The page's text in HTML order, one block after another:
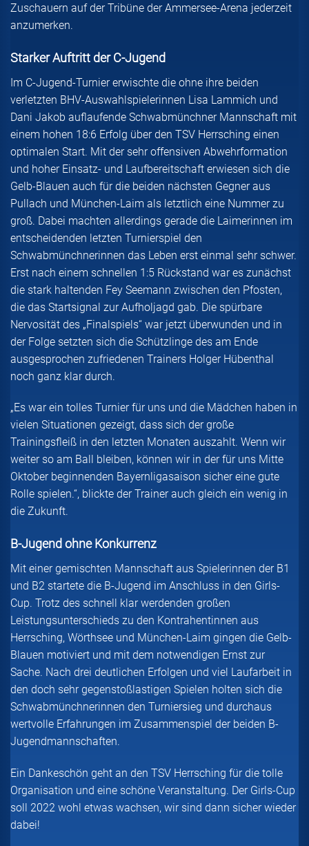
Zuschauern auf der Tribüne der Ammersee-Arena jederzeit
anzumerken.
Starker Auftritt der C-Jugend
Im C-Jugend-Turnier erwischte die ohne ihre beiden
verletzten BHV-Auswahlspielerinnen Lisa Lammich und
Dani Jakob auflaufende Schwabmünchner Mannschaft mit
einem hohen 18:6 Erfolg über den TSV Herrsching einen
optimalen Start. Mit der sehr offensiven Abwehrformation
und hoher Einsatz- und Laufbereitschaft erwiesen sich die
Gelb-Blauen auch für die beiden nächsten Gegner aus
Pullach und München-Laim als letztlich eine Nummer zu
groß. Dabei machten allerdings gerade die Laimerinnen im
entscheidenden letzten Turnierspiel den
Schwabmünchnerinnen das Leben erst einmal sehr schwer.
Erst nach einem schnellen 1:5 Rückstand war es zunächst
die stark haltenden Fey Seemann zwischen den Pfosten,
die das Startsignal zur Aufholjagd gab. Die spürbare
Nervosität des „Finalspiels“ war jetzt überwunden und in
der Folge setzten sich die Schützlinge des am Ende
ausgesprochen zufriedenen Trainers Holger Hübenthal
noch ganz klar durch.
„Es war ein tolles Turnier für uns und die Mädchen haben in
vielen Situationen gezeigt, dass sich der große
Trainingsfleiß in den letzten Monaten auszahlt. Wenn wir
weiter so am Ball bleiben, können wir in der für uns Mitte
Oktober beginnenden Bayernligasaison sicher eine gute
Rolle spielen.“, blickte der Trainer auch gleich ein wenig in
die Zukunft.
B-Jugend ohne Konkurrenz
Mit einer gemischten Mannschaft aus Spielerinnen der B1
und B2 startete die B-Jugend im Anschluss in den Girls-
Cup. Trotz des schnell klar werdenden großen
Leistungsunterschieds zu den Kontrahentinnen aus
Herrsching, Wörthsee und München-Laim gingen die Gelb-
Blauen motiviert und mit dem notwendigen Ernst zur
Sache. Nach drei deutlichen Erfolgen und viel Laufarbeit in
den doch sehr gegenstoßlastigen Spielen holten sich die
Schwabmünchnerinnen den Turniersieg und durchaus
wertvolle Erfahrungen im Zusammenspiel der beiden B-
Jugendmannschaften.
Ein Dankeschön geht an den TSV Herrsching für die tolle
Organisation und eine schöne Veranstaltung. Der Girls-Cup
soll 2022 wohl etwas wachsen, wir sind dann sicher wieder
dabei!